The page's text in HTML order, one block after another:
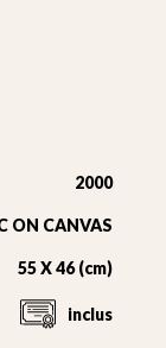
2000
ON CANVAS
55 X 46 (cm)
inclus